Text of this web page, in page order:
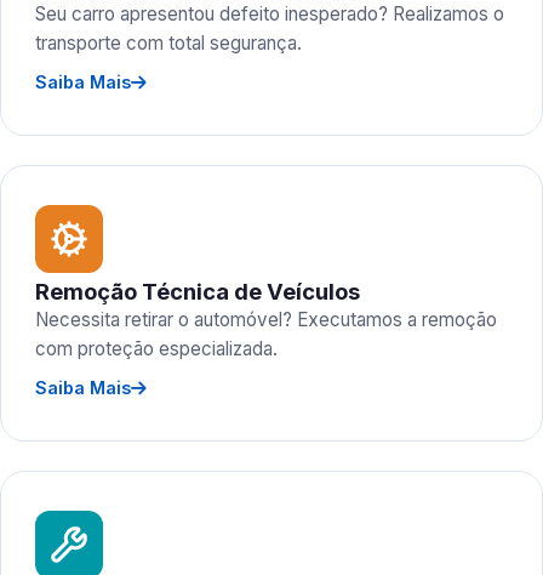
Seu carro apresentou defeito inesperado? Realizamos o
transporte com total segurança.
Saiba Mais
Remoção Técnica de Veículos
Necessita retirar o automóvel? Executamos a remoção
com proteção especializada.
Saiba Mais